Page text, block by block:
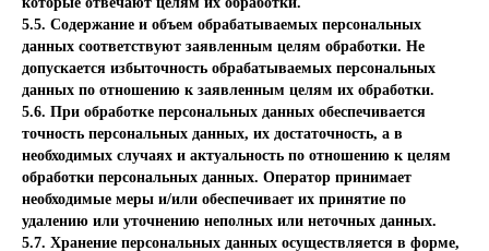
5.5. Содержание и объем обрабатываемых персональных
данных соответствуют заявленным целям обработки. Не
допускается избыточность обрабатываемых персональных
данных по отношению к заявленным целям их обработки.
5.6. При обработке персональных данных обеспечивается
точность персональных данных, их достаточность, а в
необходимых случаях и актуальность по отношению к целям
обработки персональных данных. Оператор принимает
необходимые меры и/или обеспечивает их принятие по
удалению или уточнению неполных или неточных данных.
5.7. Хранение персональных данных осуществляется в форме,